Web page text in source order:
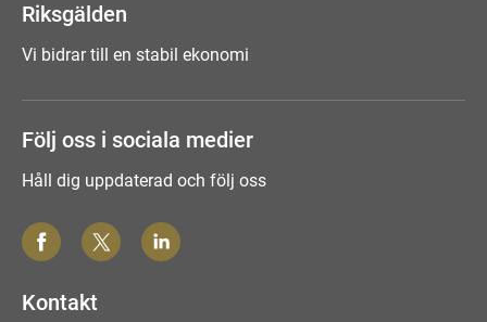
Riksgälden
Vi bidrar till en stabil ekonomi
Följ oss i sociala medier
Håll dig uppdaterad och följ oss
Kontakt